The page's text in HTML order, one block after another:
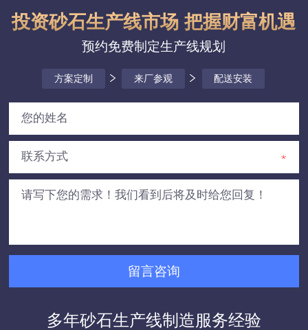
投资砂石生产线市场 把握财富机遇
预约免费制定生产线规划
方案定制 来厂参观 配送安装
多年砂石生产线制造服务经验